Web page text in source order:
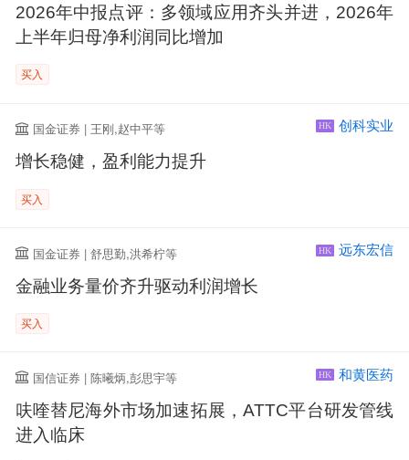
2026年中报点评：多领域应用齐头并进，2026年
上半年归母净利润同比增加
买入
国金证券 | 王刚,赵中平等 HK 创科实业
增长稳健，盈利能力提升
买入
国金证券 | 舒思勤,洪希柠等 HK 远东宏信
金融业务量价齐升驱动利润增长
买入
国信证券 | 陈曦炳,彭思宇等 HK 和黄医药
呋喹替尼海外市场加速拓展，ATTC平台研发管线
进入临床